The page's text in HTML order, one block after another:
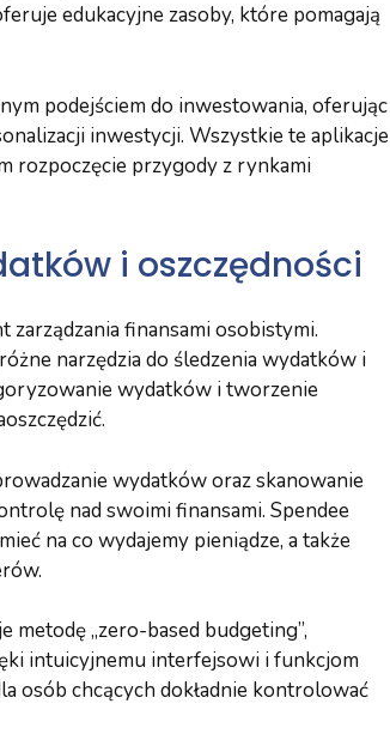
edukacyjne zasoby, które pomagają
podejściem do inwestowania, oferując
inwestycji. Wszystkie te aplikacje
rozpoczęcie przygody z rynkami
i oszczędności
finansami osobistymi.
narzędzia do śledzenia wydatków i
wydatków i tworzenie
wydatków oraz skanowanie
nad swoimi finansami. Spendee
na co wydajemy pieniądze, a także
„zero-based budgeting”,
intuicyjnemu interfejsowi i funkcjom
osób chcących dokładnie kontrolować